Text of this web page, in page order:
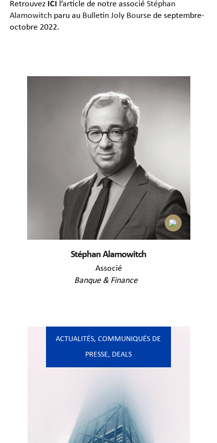
Retrouvez ICI l’article de notre associé Stéphan
Alamowitch paru au Bulletin Joly Bourse de septembre-
octobre 2022.
Stéphan Alamowitch
Associé
Banque & Finance
ACTUALITÉS,COMMUNIQUÉS DE
PRESSE, DEALS